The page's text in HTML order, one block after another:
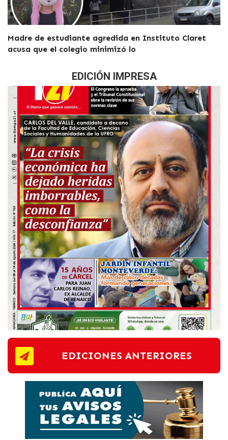
Madre de estudiante agredida en Instituto Claret
acusa que el colegio minimizó lo
EDICIÓN IMPRESA
EDICIONES ANTERIORES